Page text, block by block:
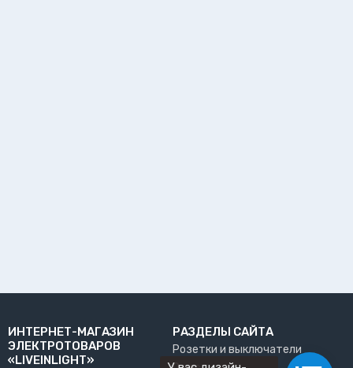
ИНТЕРНЕТ-МАГАЗИН
ЭЛЕКТРОТОВАРОВ
«LIVEINLIGHT»
РАЗДЕЛЫ САЙТА
Розетки и выключатели